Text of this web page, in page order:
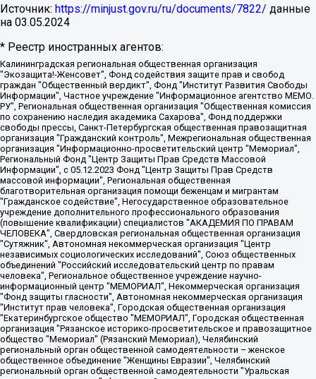
Источник: https://minjust.gov.ru/ru/documents/7822/ данные
на 03.05.2024
* Реестр иностранных агентов:
Калининградская региональная общественная организация "Экозащита!-Женсовет", Фонд содействия защите прав и свобод граждан "Общественный вердикт", Фонд "Институт Развития Свободы Информации", Частное учреждение "Информационное агентство МЕМО. РУ", Региональная общественная организация "Общественная комиссия по сохранению наследия академика Сахарова", Фонд поддержки свободы прессы, Санкт-Петербургская общественная правозащитная организация "Гражданский контроль", Межрегиональная общественная организация "Информационно-просветительский центр "Мемориал", Региональный Фонд "Центр Защиты Прав Средств Массовой Информации", с 05.12.2023 Фонд "Центр Защиты Прав Средств массовой информации", Региональная общественная благотворительная организация помощи беженцам и мигрантам "Гражданское содействие", Негосударственное образовательное учреждение дополнительного профессионального образования (повышение квалификации) специалистов "АКАДЕМИЯ ПО ПРАВАМ ЧЕЛОВЕКА", Свердловская региональная общественная организация "Сутяжник", Автономная некоммерческая организация "Центр независимых социологических исследований", Союз общественных объединений "Российский исследовательский центр по правам человека", Региональное общественное учреждение научно-информационный центр "МЕМОРИАЛ", Некоммерческая организация "Фонд защиты гласности", Автономная некоммерческая организация "Институт прав человека", Городская общественная организация "Екатеринбургское общество "МЕМОРИАЛ", Городская общественная организация "Рязанское историко-просветительское и правозащитное общество "Мемориал" (Рязанский Мемориал), Челябинский региональный орган общественной самодеятельности – женское общественное объединение "Женщины Евразии", Челябинский региональный орган общественной самодеятельности "Уральская правозащитная группа", Фонд содействия защите здоровья и социальной справедливости имени Андрея Рылькова, Автономная Некоммерческая Организация "Аналитический Центр Юрия Левады", Автономная некоммерческая организация социальной поддержки населения "Проект Апрель", Региональная общественная организация помощи женщинам и детям, находящимся в кризисной ситуации "Информационно-методический центр "Анна", Фонд содействия развитию массовых коммуникаций и правовому просвещению "Так-так-Так", Фонд содействия устойчивому развитию "Серебряная тайга", Свердловский региональный общественный фонд социальных проектов "Новое время", "Idel.Реалии", Кавказ.Реалии, Крым.Реалии, Телеканал Настоящее Время, Татаро-башкирская служба Радио Свобода (Azatliq Radiosi), Радио Свободная Европа/Радио Свобода (PCE/PC), "Сибирь.Реалии", "Фактограф", Благотворительный фонд помощи осужденным и их семьям, Автономная некоммерческая организация "Институт глобализации и социальных движений", Фонд "В защиту прав заключенных", Частное учреждение "Центр поддержки и содействия развитию средств массовой информации", Пензенский региональный общественный благотворительный фонд "Гражданский союз", "Север.Реалии", Некоммерческая организация Фонд "Правовая инициатива", Общество с ограниченной ответственностью "Радио Свободная Европа/Радио Свобода", Чешское информационное агентство "MEDIUM-ORIENT", Красноярская региональная общественная организация "Мы против СПИДа", Камалягин Денис Николаевич, Маркелов Сергей Евгеньевич, Пономарев Лев Александрович, Савицкая Людмила Алексеевна, Автономная некоммерческая организация "Центр по работе с проблемой насилия "НАСИЛИЮ.НЕТ", Межрегиональный профессиональный союз работников здравоохранения "Альянс врачей", Юридическое лицо, зарегистрированное в Латвийской Республике, SIA "Medusa Project" (регистрационный номер 40103797863, дата регистрации 10.06.2014), Некоммерческая организация "Фонд по борьбе с коррупцией", Автономная некоммерческая организация "Институт права и публичной политики", Баданин Роман Сергеевич, Гликин Максим Александрович, Железнова Мария Михайловна, Лукьянова Юлия Сергеевна, Маетная Елизавета Витальевна, Маняхин Петр Борисович, Чуракова Ольга Владимировна, Ярош Юлия Петровна, Юридическое лицо "The Insider SIA", зарегистрированное в Риге, Латвийская Республика (дата регистрации 26.06.2015), являющееся администратором доменного имени интернет-издания "The Insider SIA", https://theins.ru, Постернак Алексей Евгеньевич, Рубин Михаил Аркадьевич, Анин Роман Александрович, Юридическое лицо Istories fonds, зарегистрированное в Латвийской Республике (регистрационный номер 50008295751, дата регистрации 24.02.2020), Великовский Дмитрий Александрович, Долинина Ирина Николаевна, Мароховская Алеся Алексеевна, Шлейнов Роман Юрьевич, Шмагун Олеся Валентиновна, Общество с ограниченной ответственностью "Альтаир 2021", Общество с ограниченной ответственностью "Вега 2021", Общество с ограниченной ответственностью "Главный редактор 2021", Общество с ограниченной ответственностью "Ромашки монолит", Важенков Артем Валерьевич, Ивановская областная общественная организация "Центр гендерных исследований", Гурман Юрий Альбертович, Медиапроект "ОВД-Инфо", Егоров Владимир Владимирович, Жилинский Владимир Александрович, Общество с ограниченной ответственностью "ЗП", Иванова София Юрьевна, Карезина Инна Павловна, Кильтау Екатерина Викторовна, Петров Алексей Викторович, Пискунов Сергей Евгеньевич, Смирнов Сергей Сергеевич, Тихонов Михаил Сергеевич, Общество с ограниченной ответственностью "ЖУРНАЛИСТ-ИНОСТРАННЫЙ АГЕНТ", Арапова Галина Юрьевна, Вольтская Татьяна Анатольевна, Американская компания "Mason G.E.S. Anonymous Foundation" (США), являющаяся владельцем интернет-издания https://mnews.world/, Компания "Stichting Bellingcat", зарегистрированная в Нидерландах (дата регистрации 11.07.2018), Захаров Андрей Вячеславович, Клепиковская Екатерина Дмитриевна, Общество с ограниченной ответственностью "МЕМО", Перл Роман Александрович, Симонов Евгений Алексеевич, Соловьева Елена Анатольевна, Сотников Даниил Владимирович, Сурначева Елизавета Дмитриевна, Автономная некоммерческая организация по защите прав человека и информированию населения "Якутия – Наше Мнение", Общество с ограниченной ответственностью "Москоу диджитал медиа", с 26.01.2023 Общество с ограниченной ответственностью "Чайка Белые сады", Ветошкина Валерия Валерьевна, Заговора Максим Александрович, Межрегиональное общественное движение "Российская ЛГБТ - сеть", Оленичев Максим Владимирович, Павлов Иван Юрьевич, Скворцова Елена Сергеевна, Общество с ограниченной ответственностью "Как бы инагент", Кочетков Игорь Викторович, Общество с ограниченной ответственностью "Честные выборы", Еланчик Олег Александрович, Общество с ограниченной ответственностью "Нобелевский призыв", Гималова Регина Эмилевна, Григорьев Андрей Валерьевич, Григорьева Алина Александровна, Ассоциация по содействию защите прав призывников, альтернативнослужащих и военнослужащих "Правозащитная группа "Гражданин.Армия.Право", Хисамова Регина Фаритовна, Автономная некоммерческая организация по реализации социально-правовых программ "Лилит", Дальневосточное общественное движение "Маяк", Санкт-Петербургская ЛГБТ-инициативная группа "Выход", Инициативная группа ЛГБТ+ "Реверс", Алексеев Андрей Викторович, Бекбулатова Таисия Львовна, Беляев Иван Михайлович, Владыкина Елена Сергеевна, Гельман Марат Александрович, Никульшина Вероника Юрьевна, Толоконникова Надежда Андреевна, Шендерович Виктор Анатольевич, Общество с ограниченной ответственностью "Данное сообщение", Общество с ограниченной ответственностью Издательский дом "Новая глава", Айнбиндер Александра Александровна, Московский комьюнити-центр для ЛГБТ+инициатив, Благотворительный фонд развития филантропии, Deutsche Welle (Германия, Kurt-Schumacher-Strasse 3, 53113 Bonn), Борзунова Мария Михайловна, Воробьев Виктор Викторович, Голубева Анна Львовна, Константинова Алла Михайловна, Малкова Ирина Владимировна, Мурадов Мурад Абдулгалимович, Осетинская Елизавета Николаевна, Понасенков Евгений Николаевич, Ганапольский Матвей Юрьевич, Киселев Евгений Алексеевич, Борухович Ирина Григорьевна, Дремин Иван Тимофеевич, Дубровский Дмитрий Викторович, Красноярская региональная общественная организация поддержки и развития альтернативных образовательных технологий и межкультурных коммуникаций "ИНТЕРРА", Маяковская Екатерина Алексеевна, Фейгин Марк Захарович, Филимонов Андрей Викторович, Дзугкоева Регина Николаевна, Доброхотов Роман Александрович, Дудь Юрий Александрович, Елкин Сергей Владимирович, Кругликов Кирилл Игоревич, Сабунаева Мария Леонидовна, Семенов Алексей Владимирович, Шаинян Карен Багратович, Шульман Екатерина Михайловна, Асафьев Артур Валерьевич, Вахштайн Виктор Семенович, Венедиктов Алексей Алексеевич, Лушникова Екатерина Евгеньевна, Волков Леонид Михайлович, Невзоров Александр Глебович, Пархоменко Сергей Борисович, Сироткин Ярослав Николаевич, Кара-Мурза Владимир Владимирович, Баранова Наталья Владимировна, Гозман Леонид Яковлевич, Кагарлицкий Борис Юльевич, Климарев Михаил Валерьевич, Милов Владимир Станиславович, Автономная некоммерческая организация Краснодарский центр современного искусства "Типография", Моргенштерн Алишер Тагирович, Соболь Любовь Эдуардовна, Общество с ограниченной ответственностью "ЛИЗА НОРМ", Каспаров Гарри Кимович, Ходорковский Михаил Борисович, Общество с ограниченной ответственностью "Апрельские тезисы", Данилович Ирина Брониславовна, Кашин Олег Владимирович, Петров Николай Владимирович, Пивоваров Алексей Владимирович, Соколов Михаил Владимирович, Цветкова Юлия Владимировна, Чичваркин Евгений Александрович, Комитет против пыток/Команда против пыток, Общество с ограниченной ответственностью "Первый научный", Общество с ограниченной ответственностью "Вертолет и ко", Белоцерковская Вероника Борисовна, Кац Максим Евгеньевич, Лазарева Татьяна Юрьевна, Шаведдинов Руслан Табризович, Яшин Илья Валерьевич, Общество с ограниченной ответственностью "Иноагент ААВ", Алешковский Дмитрий Петрович, Альбац Евгения Марковна, Быков Дмитрий Львович, Галямина Юлия Евгеньевна, Лойко Сергей Леонидович, Мартынов Кирилл Константинович, Медведев Сергей Александрович, Крашенинников Федор Геннадиевич, Гордеева Катерина Вл